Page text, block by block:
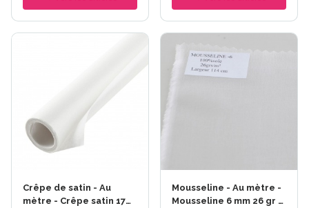
Crêpe de satin - Au
mètre - Crêpe satin 17
Mousseline - Au mètre -
Mousseline 6 mm 26 gr -